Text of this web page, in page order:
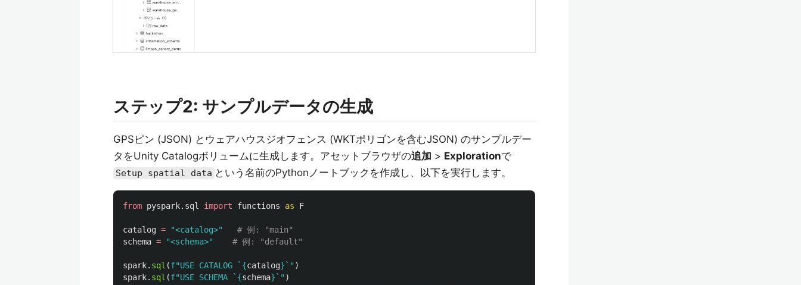
ステップ2: サンプルデータの生成
GPSピン (JSON) とウェアハウスジオフェンス (WKTポリゴンを含むJSON) のサンプルデー
タをUnity Catalogボリュームに生成します。アセットブラウザの追加 > Explorationで
Setup spatial data という名前のPythonノートブックを作成し、以下を実行します。
from pyspark.sql import functions as F
catalog = "<catalog>"
schema = "<schema>"
spark. sql (f"USE CATALOG ` {catalog} ` " )
spark. sql (f"USE SCHEMA ` {schema} ` " )